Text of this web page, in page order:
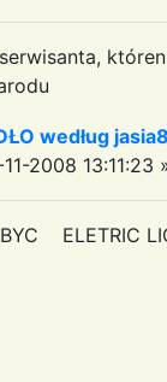
według
2008 13:11:23
BYC ELETRIC